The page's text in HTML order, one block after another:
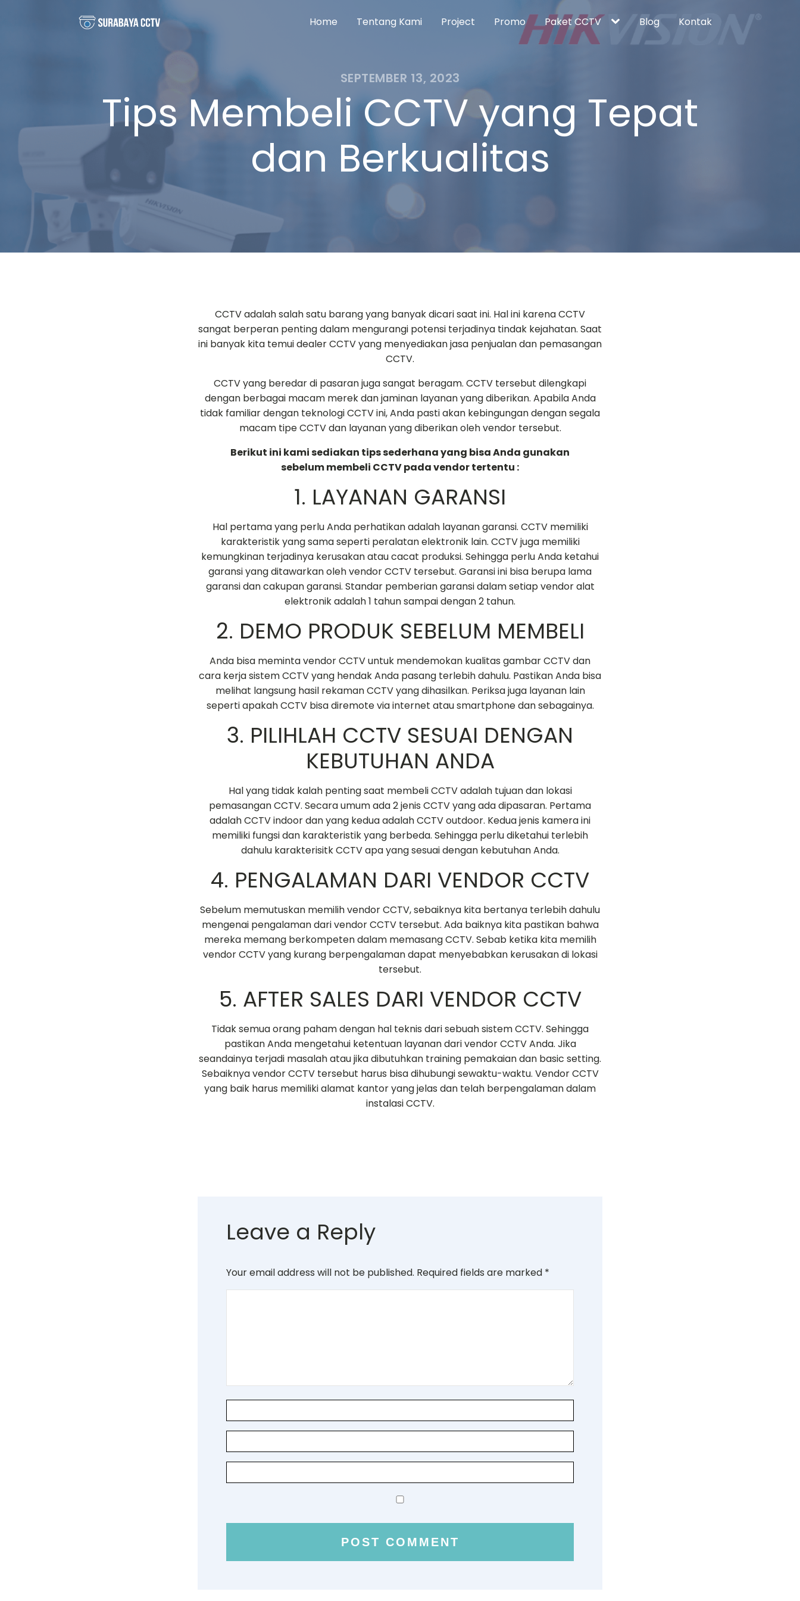
Home Tentang Kami Project Promo Paket CCTV Blog Kontak
SEPTEMBER 13, 2023
Tips Membeli CCTV yang Tepat
dan Berkualitas
CCTV adalah salah satu barang yang banyak dicari saat ini. Hal ini karena CCTV
sangat berperan penting dalam mengurangi potensi terjadinya tindak kejahatan. Saat
ini banyak kita temui dealer CCTV yang menyediakan jasa penjualan dan pemasangan
CCTV.
CCTV yang beredar di pasaran juga sangat beragam. CCTV tersebut dilengkapi
dengan berbagai macam merek dan jaminan layanan yang diberikan. Apabila Anda
tidak familiar dengan teknologi CCTV ini, Anda pasti akan kebingungan dengan segala
macam tipe CCTV dan layanan yang diberikan oleh vendor tersebut.
Berikut ini kami sediakan tips sederhana yang bisa Anda gunakan
sebelum membeli CCTV pada vendor tertentu :
1. LAYANAN GARANSI
Hal pertama yang perlu Anda perhatikan adalah layanan garansi. CCTV memiliki
karakteristik yang sama seperti peralatan elektronik lain. CCTV juga memiliki
kemungkinan terjadinya kerusakan atau cacat produksi. Sehingga perlu Anda ketahui
garansi yang ditawarkan oleh vendor CCTV tersebut. Garansi ini bisa berupa lama
garansi dan cakupan garansi. Standar pemberian garansi dalam setiap vendor alat
elektronik adalah 1 tahun sampai dengan 2 tahun.
2. DEMO PRODUK SEBELUM MEMBELI
Anda bisa meminta vendor CCTV untuk mendemokan kualitas gambar CCTV dan
cara kerja sistem CCTV yang hendak Anda pasang terlebih dahulu. Pastikan Anda bisa
melihat langsung hasil rekaman CCTV yang dihasilkan. Periksa juga layanan lain
seperti apakah CCTV bisa diremote via internet atau smartphone dan sebagainya.
3. PILIHLAH CCTV SESUAI DENGAN
KEBUTUHAN ANDA
Hal yang tidak kalah penting saat membeli CCTV adalah tujuan dan lokasi
pemasangan CCTV. Secara umum ada 2 jenis CCTV yang ada dipasaran. Pertama
adalah CCTV indoor dan yang kedua adalah CCTV outdoor. Kedua jenis kamera ini
memiliki fungsi dan karakteristik yang berbeda. Sehingga perlu diketahui terlebih
dahulu karakterisitk CCTV apa yang sesuai dengan kebutuhan Anda.
4. PENGALAMAN DARI VENDOR CCTV
Sebelum memutuskan memilih vendor CCTV, sebaiknya kita bertanya terlebih dahulu
mengenai pengalaman dari vendor CCTV tersebut. Ada baiknya kita pastikan bahwa
mereka memang berkompeten dalam memasang CCTV. Sebab ketika kita memilih
vendor CCTV yang kurang berpengalaman dapat menyebabkan kerusakan di lokasi
tersebut.
5. AFTER SALES DARI VENDOR CCTV
Tidak semua orang paham dengan hal teknis dari sebuah sistem CCTV. Sehingga
pastikan Anda mengetahui ketentuan layanan dari vendor CCTV Anda. Jika
seandainya terjadi masalah atau jika dibutuhkan training pemakaian dan basic setting.
Sebaiknya vendor CCTV tersebut harus bisa dihubungi sewaktu-waktu. Vendor CCTV
yang baik harus memiliki alamat kantor yang jelas dan telah berpengalaman dalam
instalasi CCTV.
Leave a Reply
Your email address will not be published. Required fields are marked *